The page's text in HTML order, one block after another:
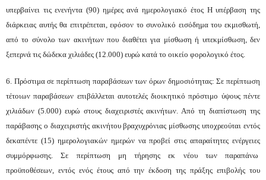
υπερβαίνει τις ενενήντα (90) ημέρες ανά ημερολογιακό έτος Η υπέρβαση της
διάρκειας αυτής θα επιτρέπεται, εφόσον το συνολικό εισόδημα του εκμισθωτή,
από το σύνολο των ακινήτων που διαθέτει για μίσθωση ή υπεκμίσθωση, δεν
ξεπερνά τις δώδεκα χιλιάδες (12.000) ευρώ κατά το οικείο φορολογικό έτος.
6. Πρόστιμα σε περίπτωση παραβάσεων των όρων δημοσιότητας: Σε περίπτωση
τέτοιων παραβάσεων επιβάλλεται αυτοτελές διοικητικό πρόστιμο ύψους πέντε
χιλιάδων (5.000) ευρώ στους διαχειριστές ακινήτων. Από τη διαπίστωση της
παράβασης ο διαχειριστής ακινήτου βραχυχρόνιας μίσθωσης υποχρεούται εντός
δεκαπέντε (15) ημερολογιακών ημερών να προβεί στις απαραίτητες ενέργειες
συμμόρφωσης. Σε περίπτωση μη τήρησης εκ νέου των παραπάνω
προϋποθέσεων, εντός ενός έτους από την έκδοση της πράξης επιβολής του